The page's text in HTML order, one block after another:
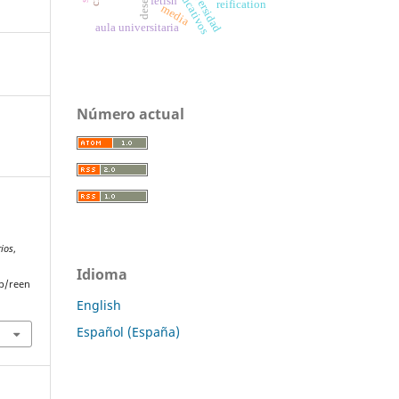
,
reen
reification
media
aula universitaria
Número actual
Idioma
English
Español (España)